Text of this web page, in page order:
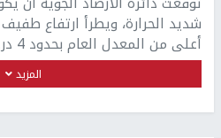
شديد الحرارة، ويطرأ ارتفاع
أعلى من المعدل العام بحدود 4 درجات ...
المزيد